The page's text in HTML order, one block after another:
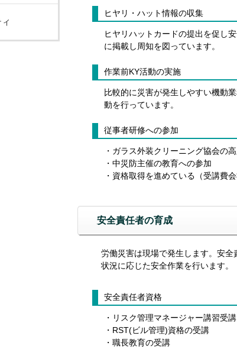
ヒヤリ・ハット情報の収集
ヒヤリハットカードの提出を促し
に掲載し周知を図っています。
作業前KY活動の実施
比較的に災害が発生しやすい機動
動を行っています。
従事者研修への参加
・ガラス外装クリーニング協会の
・中災防主催の教育への参加
・資格取得を進めている（受講費会
安全責任者の育成
労働災害は現場で発生します。安
状況に応じた安全作業を行います。
安全責任者資格
・リスク管理マネージャー講習受講
・RST(ビル管理)資格の受講
・職長教育の受講